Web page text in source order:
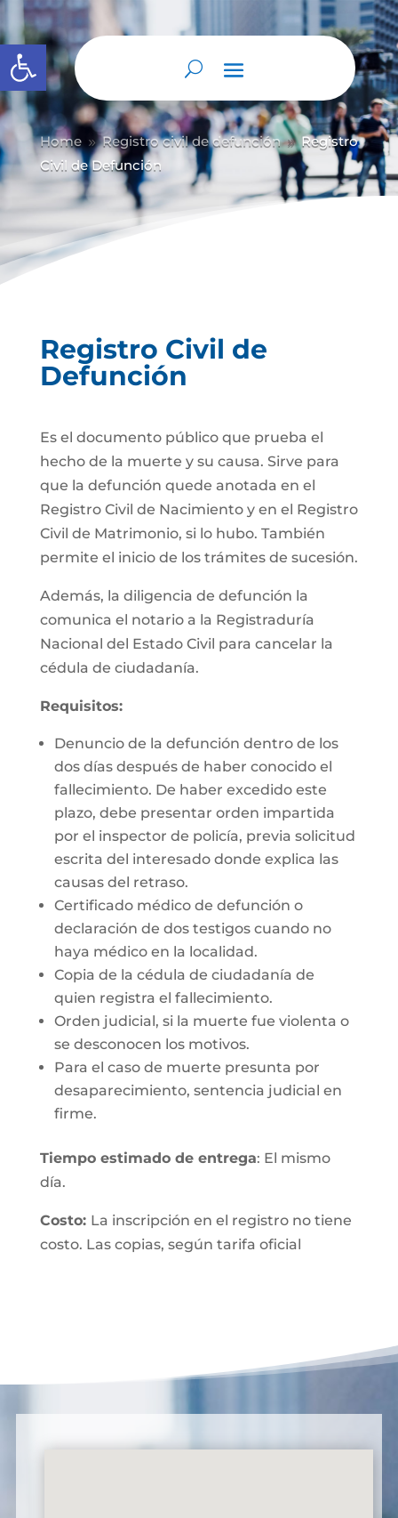
Abrir barra de herramientas
Home 9 Registro civil de defunción 9 Registro
Civil de Defunción
Registro Civil de
Defunción
Es el documento público que prueba el
hecho de la muerte y su causa. Sirve para
que la defunción quede anotada en el
Registro Civil de Nacimiento y en el Registro
Civil de Matrimonio, si lo hubo. También
permite el inicio de los trámites de sucesión.
Además, la diligencia de defunción la
comunica el notario a la Registraduría
Nacional del Estado Civil para cancelar la
cédula de ciudadanía.
Requisitos:
Denuncio de la defunción dentro de los
dos días después de haber conocido el
fallecimiento. De haber excedido este
plazo, debe presentar orden impartida
por el inspector de policía, previa solicitud
escrita del interesado donde explica las
causas del retraso.
Certificado médico de defunción o
declaración de dos testigos cuando no
haya médico en la localidad.
Copia de la cédula de ciudadanía de
quien registra el fallecimiento.
Orden judicial, si la muerte fue violenta o
se desconocen los motivos.
Para el caso de muerte presunta por
desaparecimiento, sentencia judicial en
firme.
Tiempo estimado de entrega: El mismo
día.
Costo: La inscripción en el registro no tiene
costo. Las copias, según tarifa oficial